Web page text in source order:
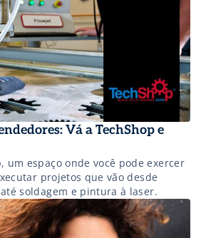
Vá a TechShop e
um espaço onde você pode exercer
projetos que vão desde
soldagem e pintura à laser.